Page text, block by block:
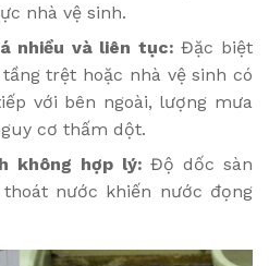
nhà vệ sinh.
nhiều và liên tục: Đặc biệt
trệt hoặc nhà vệ sinh có
với bên ngoài, lượng mưa
cơ thấm dột.
không hợp lý: Độ dốc sàn
nước khiến nước đọng